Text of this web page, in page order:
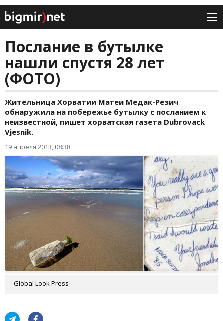
Послание в бутылке
нашли спустя 28 лет
(ФОТО)
Жительница Хорватии Матеи Медак-Резич
обнаружила на побережье бутылку с посланием к
неизвестной, пишет хорватская газета Dubrovack
Vjesnik.
19 апреля 2013, 08:38
Global Look Press